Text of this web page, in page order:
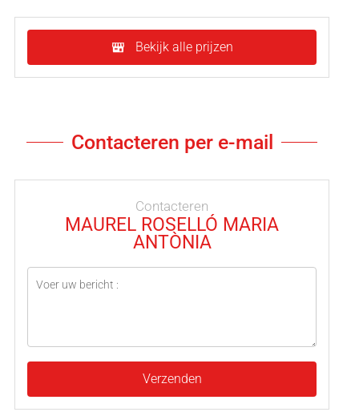
Bekijk alle prijzen
Contacteren per e-mail
Contacteren
MAUREL ROSELLÓ MARIA
ANTÒNIA
Verzenden